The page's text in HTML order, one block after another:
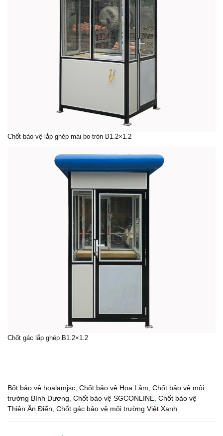
Chốt bảo vệ lắp ghép mái bo tròn B1.2×1.2
Chốt gác lắp ghép B1.2×1.2
Bốt bảo vệ hoalamjsc, Chốt bảo vệ Hoa Lâm, Chốt bảo vệ môi
trường Bình Dương, Chốt bảo vệ SGCONLINE, Chốt bảo vệ
Thiên Ân Điển, Chốt gác bảo vệ môi trường Việt Xanh